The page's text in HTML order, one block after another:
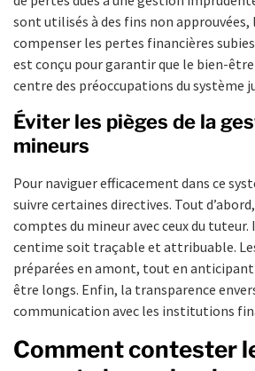
sont utilisés à des fins non
compenser les pertes financières
est conçu pour garantir que le bien-
centre des préoccupations du système
Éviter les pièges de la
mineurs
Pour naviguer efficacement dans ce
suivre certaines directives. Tout
comptes du mineur avec ceux du
centime soit traçable et attribuable.
préparées en amont, tout en
être longs. Enfin, la transparence
communication avec les institutions
Comment contester